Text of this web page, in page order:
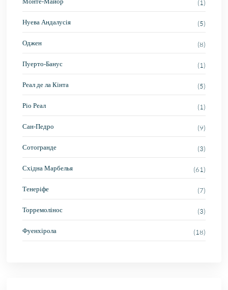
(1)
Нуева Андалусія (5)
Оджен (8)
Пуерто-Банус (1)
Реал де ла Кінта (5)
Ріо Реал (1)
Сан-Педро (9)
Сотогранде (3)
Східна Марбелья (61)
Тенеріфе (7)
Торремолінос (3)
Фуенхірола (18)